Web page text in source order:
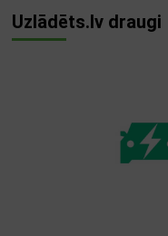
Uzlādēts.lv draugi